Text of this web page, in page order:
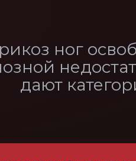
Врач — эксперт ВВК